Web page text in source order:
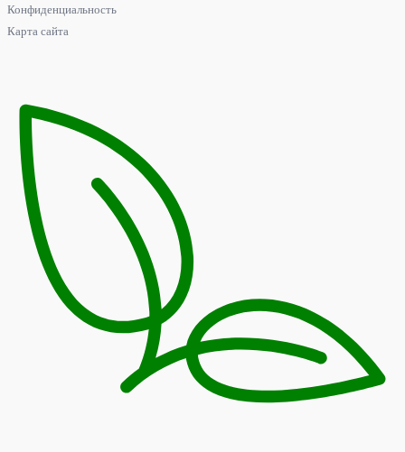
Конфиденциальность
Карта сайта